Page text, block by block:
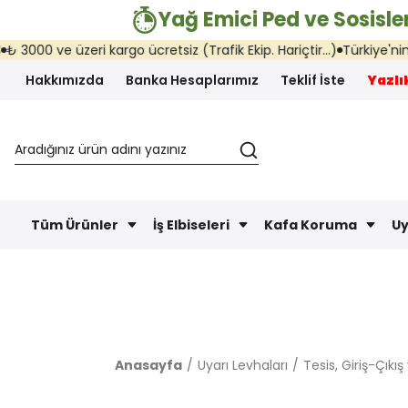
Yağ Emici Ped ve
ve üzeri kargo ücretsiz (Trafik Ekip. Hariçtir...) Türkiye'nin her
Hakkımızda
Banka Hesaplarımız Teklif İste
Tüm Ürünler İş Elbiseleri Kafa Koruma
Anasayfa Uyarı Levhaları Tesis, Giriş-